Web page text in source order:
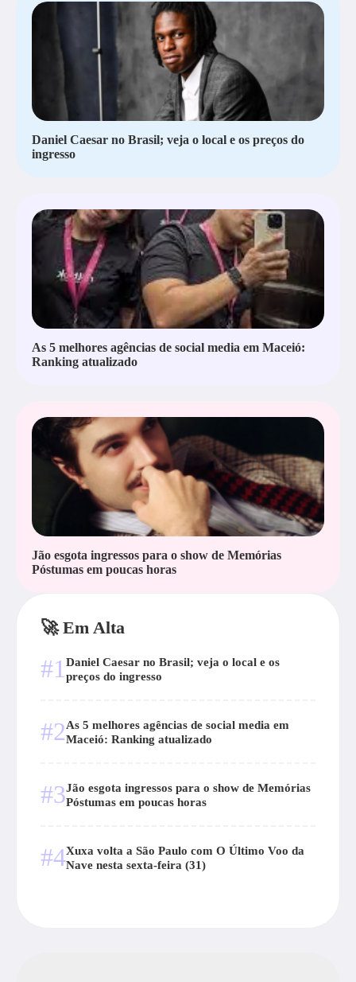
Daniel Caesar no Brasil; veja o local e os preços do
ingresso
As 5 melhores agências de social media em Maceió:
Ranking atualizado
Jão esgota ingressos para o show de Memórias
Póstumas em poucas horas
🚀 Em Alta
#1 Daniel Caesar no Brasil; veja o local e os
preços do ingresso
#2As 5 melhores agências de social media em
Maceió: Ranking atualizado
#3Jão esgota ingressos para o show de Memórias
Póstumas em poucas horas
#4Xuxa volta a São Paulo com O Último Voo da
Nave nesta sexta-feira (31)